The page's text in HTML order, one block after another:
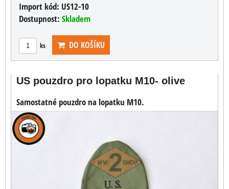
Import kód: US12-10
Dostupnost: Skladem
ks DO KOŠÍKU
US pouzdro pro lopatku M10- olive
Samostatné pouzdro na lopatku M10.